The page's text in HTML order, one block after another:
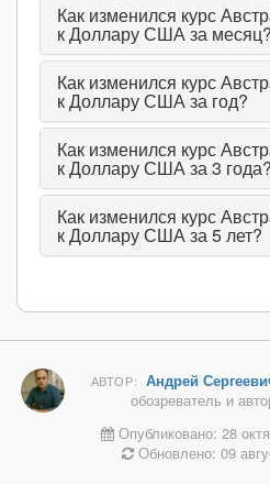
Как изменился курс
к Доллару США за месяц?
Как изменился курс
к Доллару США за год?
Как изменился курс
к Доллару США за 3 года?
Как изменился курс
к Доллару США за 5 лет?
АВТОР: Андрей
обозреватель и
Опубликовано: 28
Обновлено: 09